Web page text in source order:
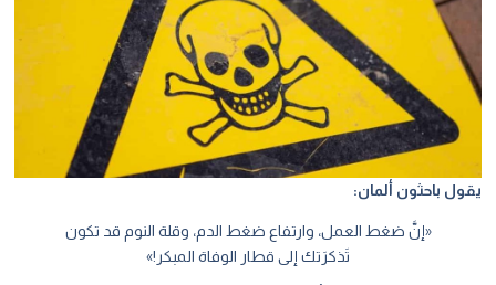
يقول باحثون ألمان:
«إنَّ ضغط العمل، وارتفاع ضغط الدم، وقلة النوم قد تكون
تَذكرَتك إلى قطار الوفاة المبكر!»